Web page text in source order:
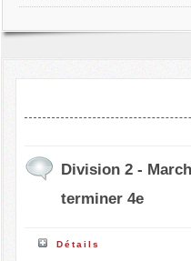
Division 2 -
terminer 4e
Détails